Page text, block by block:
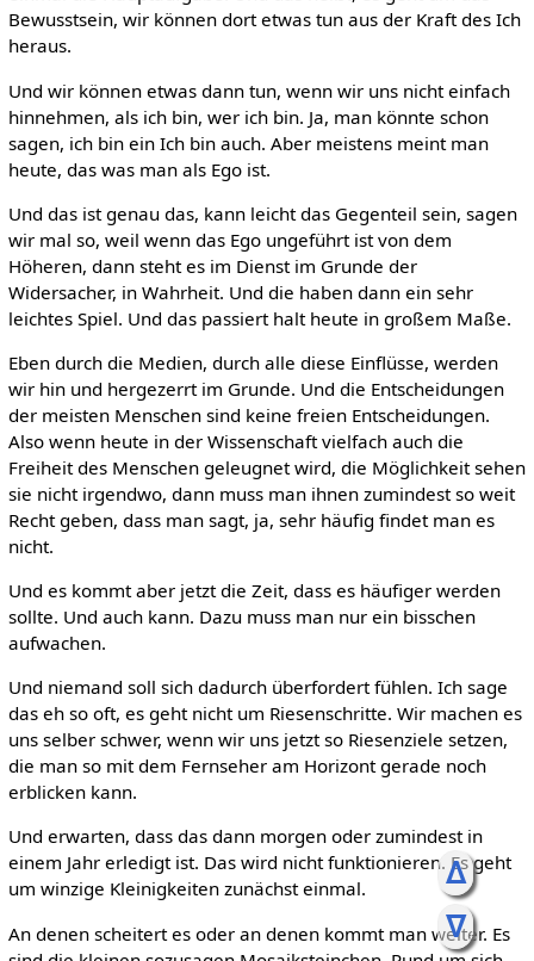
ᐃ
ᐁ
Bewusstsein, wir können dort etwas tun aus der Kraft des Ich
heraus.
Und wir können etwas dann tun, wenn wir uns nicht einfach
hinnehmen, als ich bin, wer ich bin. Ja, man könnte schon
sagen, ich bin ein Ich bin auch. Aber meistens meint man
heute, das was man als Ego ist.
Und das ist genau das, kann leicht das Gegenteil sein, sagen
wir mal so, weil wenn das Ego ungeführt ist von dem
Höheren, dann steht es im Dienst im Grunde der
Widersacher, in Wahrheit. Und die haben dann ein sehr
leichtes Spiel. Und das passiert halt heute in großem Maße.
Eben durch die Medien, durch alle diese Einflüsse, werden
wir hin und hergezerrt im Grunde. Und die Entscheidungen
der meisten Menschen sind keine freien Entscheidungen.
Also wenn heute in der Wissenschaft vielfach auch die
Freiheit des Menschen geleugnet wird, die Möglichkeit sehen
sie nicht irgendwo, dann muss man ihnen zumindest so weit
Recht geben, dass man sagt, ja, sehr häufig findet man es
nicht.
Und es kommt aber jetzt die Zeit, dass es häufiger werden
sollte. Und auch kann. Dazu muss man nur ein bisschen
aufwachen.
Und niemand soll sich dadurch überfordert fühlen. Ich sage
das eh so oft, es geht nicht um Riesenschritte. Wir machen es
uns selber schwer, wenn wir uns jetzt so Riesenziele setzen,
die man so mit dem Fernseher am Horizont gerade noch
erblicken kann.
Und erwarten, dass das dann morgen oder zumindest in
einem Jahr erledigt ist. Das wird nicht funktionieren. Es geht
um winzige Kleinigkeiten zunächst einmal.
An denen scheitert es oder an denen kommt man weiter. Es